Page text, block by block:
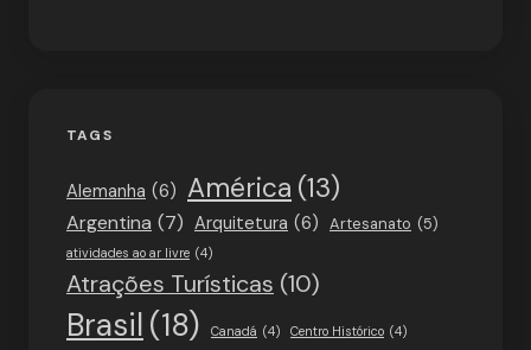
TAGS
Alemanha (6) América (13)
Argentina (7) Arquitetura (6) Artesanato (5)
atividades ao ar livre (4)
Atrações Turísticas (10)
Brasil (18) Canadá (4) Centro Histórico (4)